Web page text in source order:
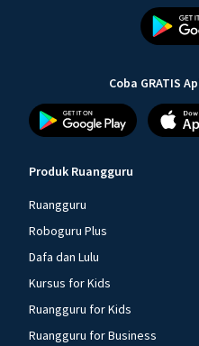
Coba GRATIS
Produk Ruangguru
Ruangguru
Roboguru Plus
Dafa dan Lulu
Kursus for Kids
Ruangguru for Kids
Ruangguru for Business